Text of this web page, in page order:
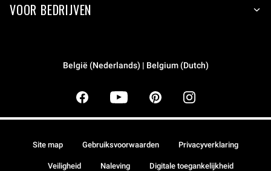
VOOR BEDRIJVEN
België (Nederlands) | Belgium (Dutch)
Site map Gebruiksvoorwaarden Privacyverklaring
Veiligheid Naleving Digitale toegankelijkheid